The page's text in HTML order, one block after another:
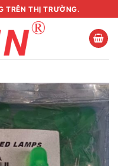
TRÊN THỊ TRƯỜNG.